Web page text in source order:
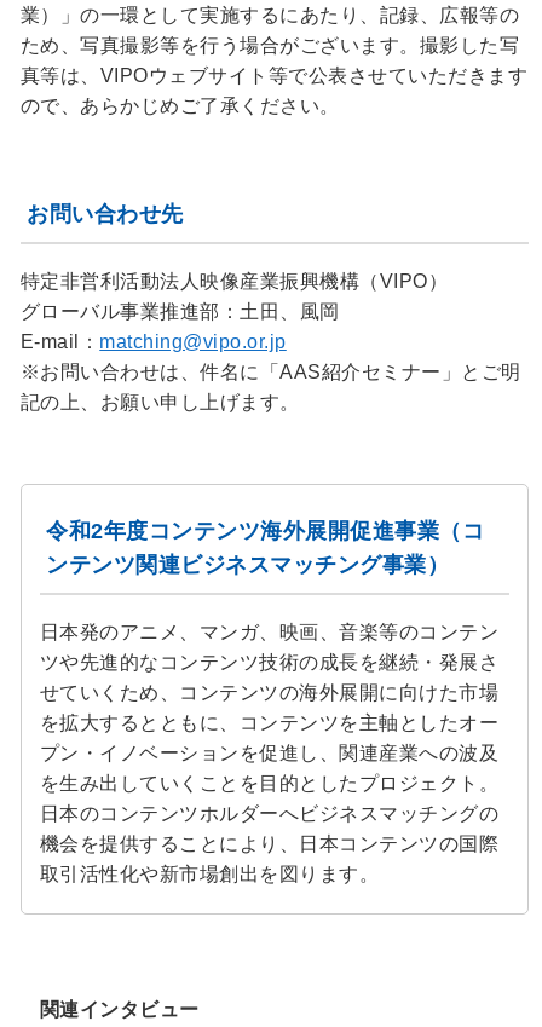
業）」の一環として実施するにあたり、記録、広報等の
ため、写真撮影等を行う場合がございます。撮影した写
真等は、VIPOウェブサイト等で公表させていただきます
ので、あらかじめご了承ください。
お問い合わせ先
特定非営利活動法人映像産業振興機構（VIPO）
グローバル事業推進部：土田、風岡
E-mail： matching@vipo.or.jp
※お問い合わせは、件名に「AAS紹介セミナー」とご明
記の上、お願い申し上げます。
令和2年度コンテンツ海外展開促進事業（コ
ンテンツ関連ビジネスマッチング事業）
日本発のアニメ、マンガ、映画、音楽等のコンテン
ツや先進的なコンテンツ技術の成長を継続・発展さ
せていくため、コンテンツの海外展開に向けた市場
を拡大するとともに、コンテンツを主軸としたオー
プン・イノベーションを促進し、関連産業への波及
を生み出していくことを目的としたプロジェクト。
日本のコンテンツホルダーへビジネスマッチングの
機会を提供することにより、日本コンテンツの国際
取引活性化や新市場創出を図ります。
関連インタビュー